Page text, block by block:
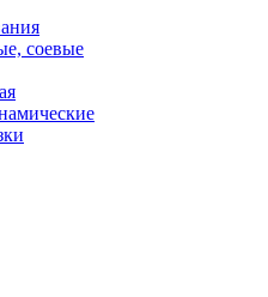
соевые